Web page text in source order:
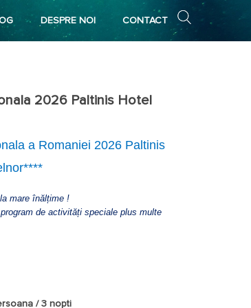
DESPRE NOI CONTACT
2026 Paltinis Hotel
a Romaniei 2026 Paltinis
mare înălțime !
de activități speciale plus multe
/ 3 nopti